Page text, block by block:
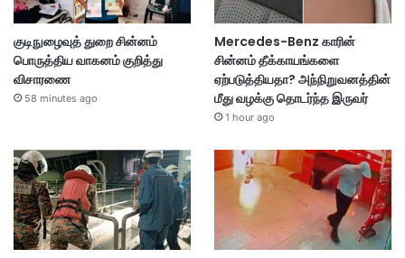
குடிநுழைவுத் துறை சின்னம்
பொருத்திய வாகனம் குறித்து
விசாரணை
58 minutes ago
Mercedes-Benz காரின்
சின்னம் தீக்காயங்களை
ஏற்படுத்தியதா? அந்நிறுவனத்தின்
மீது வழக்கு தொடர்ந்த இருவர்
1 hour ago